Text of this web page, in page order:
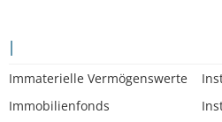
I
Immaterielle Vermögenswerte
Immobilienfonds